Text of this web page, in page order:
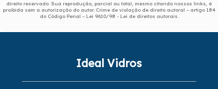
direito reservado. Sua reprodução, parcial ou total, mesmo citando nossos links, é
proibida sem a autorização do autor. Crime de violação de direito autoral – artigo 184
do Código Penal – Lei 9610/98 - Lei de direitos autorais.
Ideal Vidros